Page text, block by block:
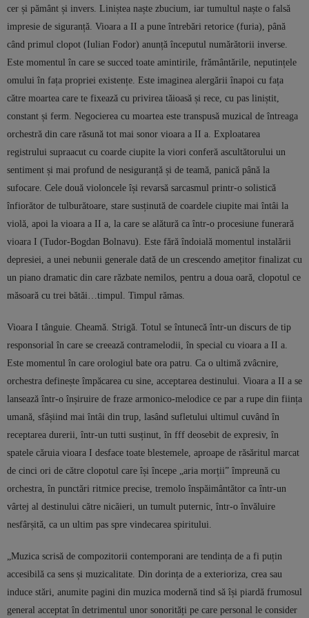
cer și pământ și invers. Liniștea naște zbucium, iar tumultul naște o falsă
impresie de siguranță. Vioara a II a pune întrebări retorice (furia), până
când primul clopot (Iulian Fodor) anunță începutul numărătorii inverse.
Este momentul în care se succed toate amintirile, frământările, neputințele
omului în fața propriei existențe. Este imaginea alergării înapoi cu fața
către moartea care te fixează cu privirea tăioasă și rece, cu pas liniștit,
constant și ferm. Negocierea cu moartea este transpusă muzical de întreaga
orchestră din care răsună tot mai sonor vioara a II a. Exploatarea
registrului supraacut cu coarde ciupite la viori conferă ascultătorului un
sentiment și mai profund de nesiguranță și de teamă, panică până la
sufocare. Cele două violoncele își revarsă sarcasmul printr-o solistică
înfiorător de tulburătoare, stare susținută de coardele ciupite mai întâi la
violă, apoi la vioara a II a, la care se alătură ca într-o procesiune funerară
vioara I (Tudor-Bogdan Bolnavu). Este fără îndoială momentul instalării
depresiei, a unei nebunii generale dată de un crescendo amețitor finalizat cu
un piano dramatic din care răzbate nemilos, pentru a doua oară, clopotul ce
măsoară cu trei bătăi…timpul. Timpul rămas.
Vioara I tânguie. Cheamă. Strigă. Totul se întunecă într-un discurs de tip
responsorial în care se creează contramelodii, în special cu vioara a II a.
Este momentul în care orologiul bate ora patru. Ca o ultimă zvâcnire,
orchestra definește împăcarea cu sine, acceptarea destinului. Vioara a II a se
lansează într-o înșiruire de fraze armonico-melodice ce par a rupe din ființa
umană, sfâșiind mai întâi din trup, lasând sufletului ultimul cuvând în
receptarea durerii, într-un tutti susținut, în fff deosebit de expresiv, în
spatele căruia vioara I desface toate blestemele, aproape de răsăritul marcat
de cinci ori de către clopotul care își începe „aria morții” împreună cu
orchestra, în punctări ritmice precise, tremolo înspăimântător ca într-un
vârtej al destinului către nicăieri, un tumult puternic, într-o învăluire
nesfârșită, ca un ultim pas spre vindecarea spiritului.
„Muzica scrisă de compozitorii contemporani are tendința de a fi puțin
accesibilă ca sens și muzicalitate. Din dorința de a exterioriza, crea sau
induce stări, anumite pagini din muzica modernă tind să își piardă frumosul
general acceptat în detrimentul unor sonorități pe care personal le consider